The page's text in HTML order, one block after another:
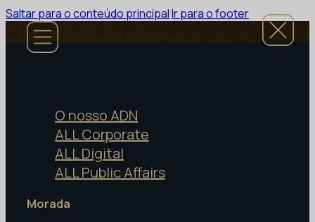
Saltar para o conteúdo principalIr para o footer
O nosso ADN
ALL Corporate
ALL Digital
ALL Public Affairs
Morada